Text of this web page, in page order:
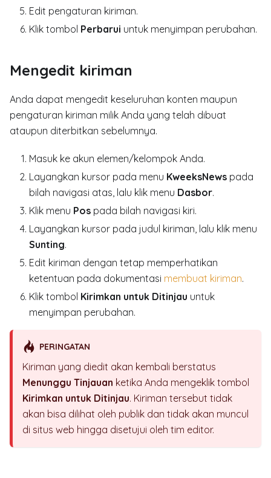
Edit pengaturan kiriman.
Klik tombol Perbarui untuk menyimpan perubahan.
Mengedit kiriman
Anda dapat mengedit keseluruhan konten maupun
pengaturan kiriman milik Anda yang telah dibuat
ataupun diterbitkan sebelumnya.
Masuk ke akun elemen/kelompok Anda.
Layangkan kursor pada menu KweeksNews pada
bilah navigasi atas, lalu klik menu Dasbor.
Klik menu Pos pada bilah navigasi kiri.
Layangkan kursor pada judul kiriman, lalu klik menu
Sunting.
Edit kiriman dengan tetap memperhatikan
ketentuan pada dokumentasi membuat kiriman.
Klik tombol Kirimkan untuk Ditinjau untuk
menyimpan perubahan.
PERINGATAN
Kiriman yang diedit akan kembali berstatus
Menunggu Tinjauan ketika Anda mengeklik tombol
Kirimkan untuk Ditinjau. Kiriman tersebut tidak
akan bisa dilihat oleh publik dan tidak akan muncul
di situs web hingga disetujui oleh tim editor.